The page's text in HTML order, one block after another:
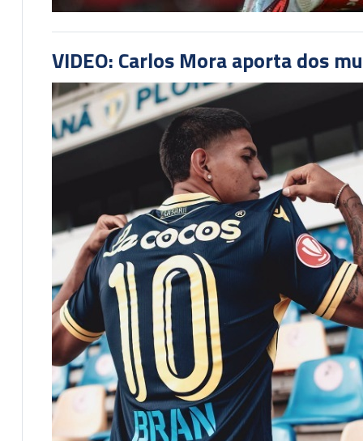
VIDEO: Carlos Mora aporta dos